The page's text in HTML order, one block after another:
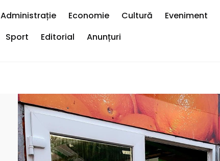
Administrație Economie Cultură Eveniment
Sport Editorial Anunțuri